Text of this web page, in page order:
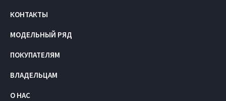
КОНТАКТЫ
МОДЕЛЬНЫЙ РЯД
ПОКУПАТЕЛЯМ
ВЛАДЕЛЬЦАМ
О НАС